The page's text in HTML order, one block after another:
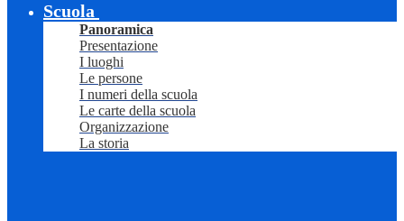
Scuola
Panoramica
Presentazione
I luoghi
Le persone
I numeri della scuola
Le carte della scuola
Organizzazione
La storia